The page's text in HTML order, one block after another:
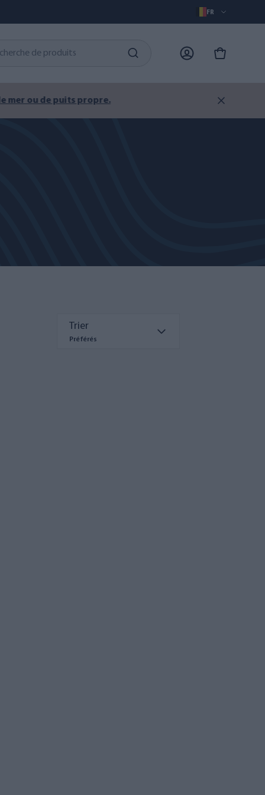
FR
puits propre.
Trier
Préférés